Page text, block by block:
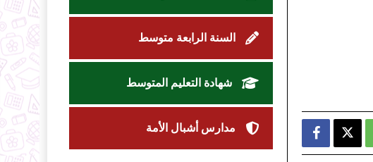

السنة الرابعة متوسط
شهادة التعليم المتوسط
مدارس أشبال الأمة